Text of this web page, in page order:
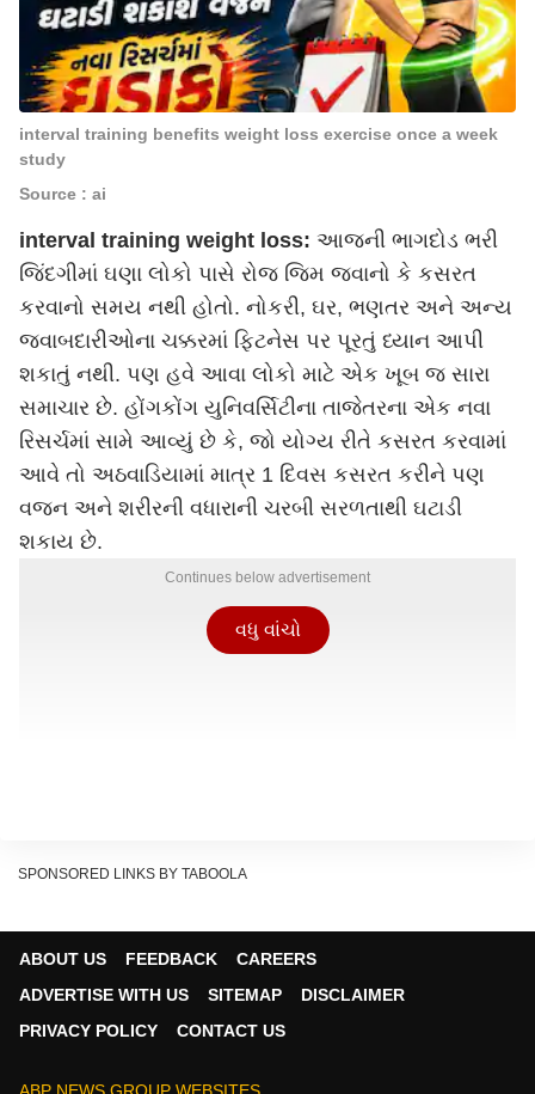
interval training benefits weight loss exercise once a week
study
Source : ai
interval training weight loss: આજની ભાગદોડ ભરી
જિંદગીમાં ઘણા લોકો પાસે રોજ જિમ જવાનો કે કસરત
કરવાનો સમય નથી હોતો. નોકરી, ઘર, ભણતર અને અન્ય
જવાબદારીઓના ચક્કરમાં ફિટનેસ પર પૂરતું ધ્યાન આપી
શકાતું નથી. પણ હવે આવા લોકો માટે એક ખૂબ જ સારા
સમાચાર છે. હોંગકોંગ યુનિવર્સિટીના તાજેતરના એક નવા
રિસર્ચમાં સામે આવ્યું છે કે, જો યોગ્ય રીતે કસરત કરવામાં
આવે તો અઠવાડિયામાં માત્ર 1 દિવસ કસરત કરીને પણ
વજન અને શરીરની વધારાની ચરબી સરળતાથી ઘટાડી
શકાય છે.
Continues below advertisement
વધુ વાંચો
SPONSORED LINKS BY TABOOLA
ABOUT US FEEDBACK
CAREERS
ADVERTISE WITH US
SITEMAP
DISCLAIMER
PRIVACY POLICY
CONTACT US